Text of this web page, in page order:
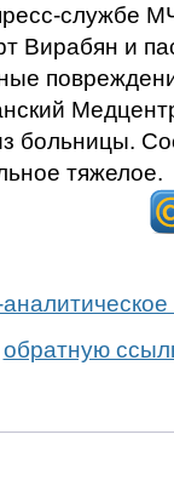
службе
Вирабян и
больницы.
тяжелое.
обратную